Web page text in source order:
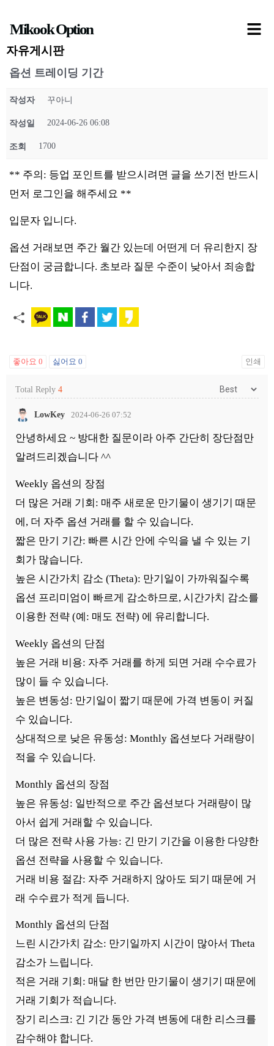
츠
Mikook Option
자유게시판
옵션 트레이딩 기간
작성자 꾸아니
작성일 2024-06-26 06:08
조회 1700
** 주의: 등업 포인트를 받으시려면 글을 쓰기전 반드시
먼저 로그인을 해주세요 **
입문자 입니다.
옵션 거래보면 주간 월간 있는데 어떤게 더 유리한지 장
단점이 궁금합니다. 초보라 질문 수준이 낮아서 죄송합
니다.
좋아요 0 싫어요 0 인쇄
Total Reply 4
LowKey 2024-06-26 07:52
안녕하세요 ~ 방대한 질문이라 아주 간단히 장단점만
알려드리겠습니다 ^^
Weekly 옵션의 장점
더 많은 거래 기회: 매주 새로운 만기물이 생기기 때문
에, 더 자주 옵션 거래를 할 수 있습니다.
짧은 만기 기간: 빠른 시간 안에 수익을 낼 수 있는 기
회가 많습니다.
높은 시간가치 감소 (Theta): 만기일이 가까워질수록
옵션 프리미엄이 빠르게 감소하므로, 시간가치 감소를
이용한 전략 (예: 매도 전략) 에 유리합니다.
Weekly 옵션의 단점
높은 거래 비용: 자주 거래를 하게 되면 거래 수수료가
많이 들 수 있습니다.
높은 변동성: 만기일이 짧기 때문에 가격 변동이 커질
수 있습니다.
상대적으로 낮은 유동성: Monthly 옵션보다 거래량이
적을 수 있습니다.
Monthly 옵션의 장점
높은 유동성: 일반적으로 주간 옵션보다 거래량이 많
아서 쉽게 거래할 수 있습니다.
더 많은 전략 사용 가능: 긴 만기 기간을 이용한 다양한
옵션 전략을 사용할 수 있습니다.
거래 비용 절감: 자주 거래하지 않아도 되기 때문에 거
래 수수료가 적게 듭니다.
Monthly 옵션의 단점
느린 시간가치 감소: 만기일까지 시간이 많아서 Theta
감소가 느립니다.
적은 거래 기회: 매달 한 번만 만기물이 생기기 때문에
거래 기회가 적습니다.
장기 리스크: 긴 기간 동안 가격 변동에 대한 리스크를
감수해야 합니다.